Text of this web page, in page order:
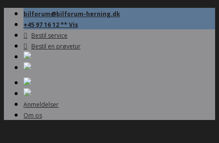
bilforum@bilforum-herning.dk
+45 97 16 12 ** Vis
Bestil service
Bestil en prøvetur
Anmeldelser
Om os